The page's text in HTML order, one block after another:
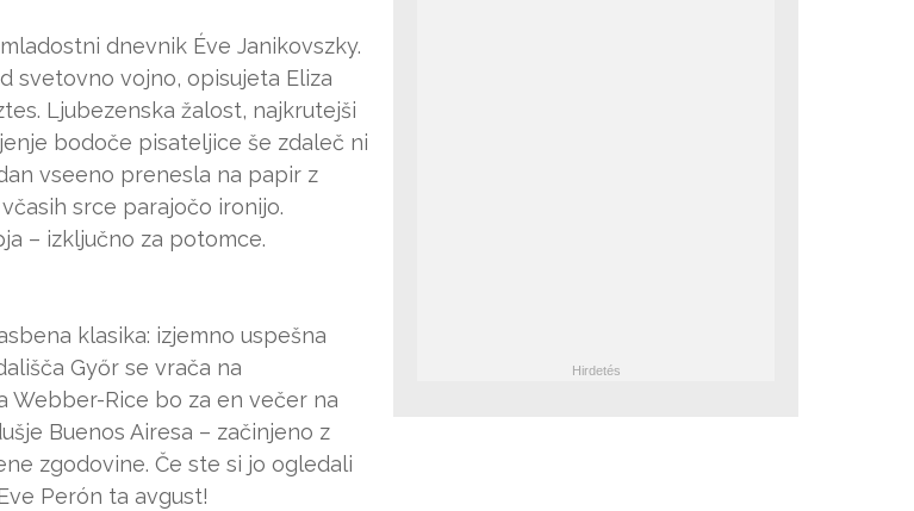
dnevnik Éve Janikovszky.
svetovno vojno, opisujeta Eliza
Ljubezenska žalost, najkrutejši
bodoče pisateljice še zdaleč ni
vseeno prenesla na papir z
srce parajočo ironijo.
– izključno za potomce.
klasika: izjemno uspešna
Győr se vrača na
Webber-Rice bo za en večer na
Buenos Airesa – začinjeno z
zgodovine. Če ste si jo ogledali
Perón ta avgust!